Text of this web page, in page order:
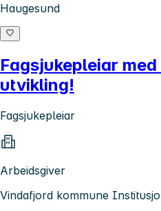
Haugesund
Fagsjukepleiar
utvikling!
Fagsjukepleiar
Arbeidsgiver
Vindafjord kommune